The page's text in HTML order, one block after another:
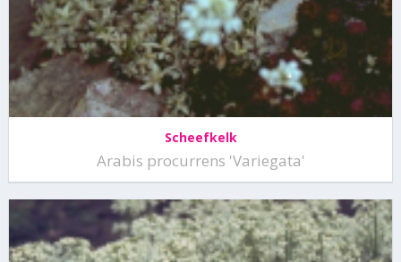
Scheefkelk
Arabis procurrens 'Variegata'